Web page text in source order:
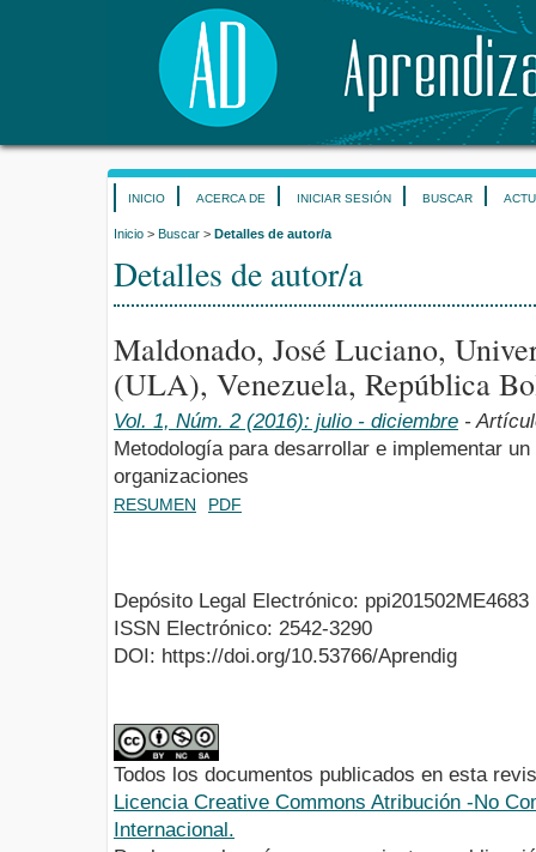
INICIO ACERCA DE INICIAR SESIÓN BUSCAR
Inicio > Buscar > Detalles de autor/a
Detalles de autor/a
Maldonado, José Luciano,
(ULA), Venezuela, República
Vol. 1, Núm. 2 (2016): julio - diciembre -
Metodología para desarrollar e implementar
organizaciones
RESUMEN PDF
Depósito Legal Electrónico: ppi201502ME4683
ISSN Electrónico: 2542-3290
DOI: https://doi.org/10.53766/Aprendig
Todos los documentos publicados en esta
Licencia Creative Commons Atribución -No
Internacional.